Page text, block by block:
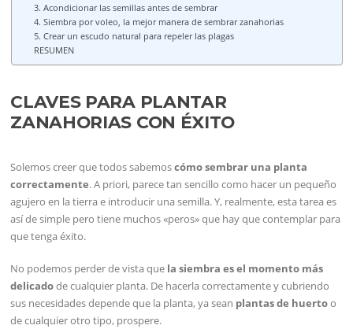
3. Acondicionar las semillas antes de sembrar
4. Siembra por voleo, la mejor manera de sembrar zanahorias
5. Crear un escudo natural para repeler las plagas
RESUMEN
CLAVES PARA PLANTAR
ZANAHORIAS CON ÉXITO
Solemos creer que todos sabemoscómo sembrar una planta
correctamente. A priori, parece tan sencillo como hacer un pequeño
agujero en la tierra e introducir una semilla. Y, realmente, esta tarea es
así de simple pero tiene muchos «peros» que hay que contemplar para
que tenga éxito.
No podemos perder de vista que la siembra es el momento más
delicadode cualquier planta. De hacerla correctamente y cubriendo
sus necesidades depende que la planta, ya sean plantasde huertoo
de cualquier otro tipo, prospere.